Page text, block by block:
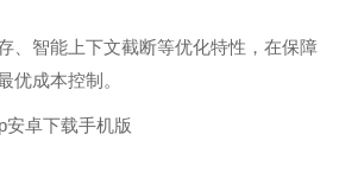
、智能上下文截断等优化特性，在保障
优成本控制。